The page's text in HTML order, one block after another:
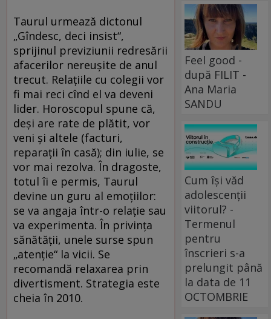
Taurul urmează dictonul
„Gîndesc, deci insist“,
sprijinul previziunii redresării
afacerilor nereuşite de anul
trecut. Relaţiile cu colegii vor
fi mai reci cînd el va deveni
lider. Horoscopul spune că,
deşi are rate de plătit, vor
veni şi altele (facturi,
reparaţii în casă); din iulie, se
vor mai rezolva. În dragoste,
totul îi e permis, Taurul
devine un guru al emoţiilor:
se va angaja într-o relaţie sau
va experimenta. În privinţa
sănătăţii, unele surse spun
„atenţie“ la vicii. Se
recomandă relaxarea prin
divertisment. Strategia este
cheia în 2010.
Feel good -
după FILIT -
Ana Maria
SANDU
Cum își văd
adolescenții
viitorul? -
Termenul
pentru
înscrieri s-a
prelungit până
la data de 11
OCTOMBRIE